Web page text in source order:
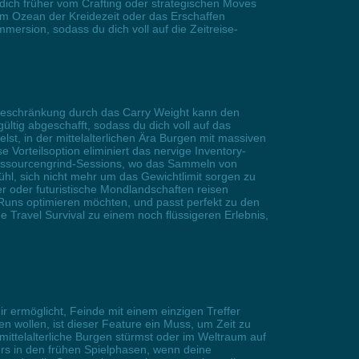
früher vom Crafting oder strategischen Moves
Ozean der Kreidezeit oder das Erschaffen
sodass du dich voll auf die Zeitreise-
durch das Carry Weight kann den
abgeschafft, sodass du dich voll auf das
in der mittelalterlichen Ära Burgen mit massiven
Vorteilsoption eliminiert das nervige Inventory-
Sessions, wo das Sammeln von
sich nicht mehr um das Gewichtlimit sorgen zu
oder futuristische Mondlandschaften reisen
optimieren möchten, und passt perfekt zu den
Survival zu einem noch flüssigeren Erlebnis,
ermöglicht, Feinde mit einem einzigen Treffer
wollen, ist dieser Feature ein Muss, um Zeit zu
Burgen stürmst oder im Weltraum auf
in den frühen Spielphasen, wenn deine